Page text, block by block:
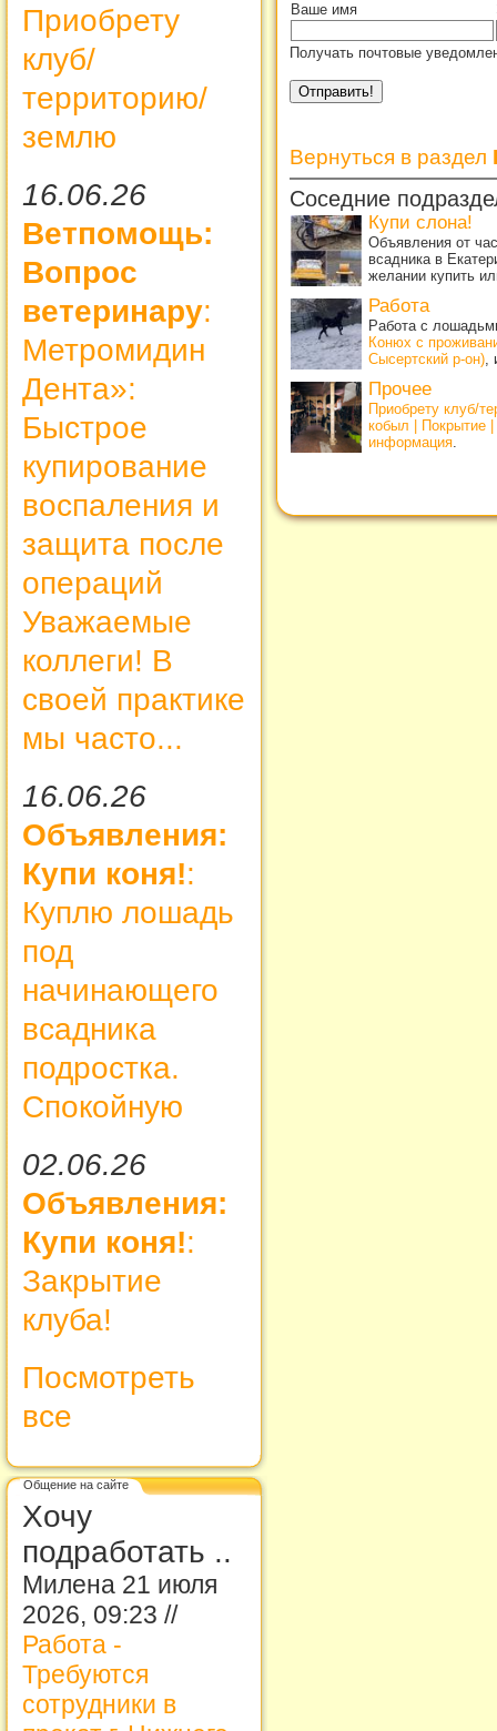
Приобрету
клуб/
территорию/
землю
16.06.26
Ветпомощь:
Вопрос
ветеринару:
Метромидин
Дента»:
Быстрое
купирование
воспаления и
защита после
операций
Уважаемые
коллеги! В
своей практике
мы часто...
16.06.26
Объявления:
Купи коня!:
Куплю лошадь
под
начинающего
всадника
подростка.
Спокойную
02.06.26
Объявления:
Купи коня!:
Закрытие
клуба!
Посмотреть
все
Общение на сайте
Хочу
подработать ..
Милена 21 июля
2026, 09:23 //
Работа -
Требуются
сотрудники в
Ваше имя
Получать почтовые
Вернуться в раздел
Соседние
Купи слона!
Объявления от
всадника в
желании купить
Работа
Работа с
Конюх с
Сысертский р-он),
Прочее
Приобрету клуб/
кобыл | Покрытие
информация.